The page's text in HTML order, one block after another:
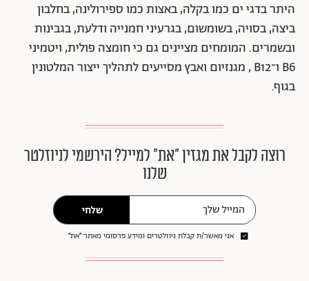
היתר בדגי ים כמו בקלה, באצות כמו ספירולינה, בחלבון
ביצה, בסויה, בשומשום, בגרעיני חמנייה ודלעת, בגבינות
ובשמרים. המומחים מציינים גם כי חומצה פולית, ויטמיני
B6 ו־B12 , מגנזיום ואבץ מסייעים לתהליך ייצור המלטונין
בגוף.
רוצה לקבל את מגזין ״את״ למייל? הירשמי לניוזלטר
שלנו
שלחי
אני מאשר/ת קבלת ניוזלטרים ומידע פרסומי מאתר ״את״